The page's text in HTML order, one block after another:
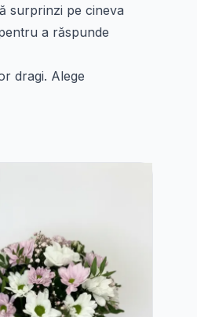
surprinzi pe cineva
a răspunde
dragi. Alege